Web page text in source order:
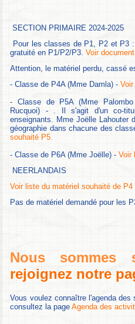
SECTION PRIMAIRE 2024-2025
Pour les classes de P1, P2 et P3
gratuité en P1/P2/P3.Voir document
Attention, le matériel perdu, cassé
- Classe de P4A (Mme Damla) -
- Classe de P5A (Mme
Rucquoi) - . Il s'agit d'un co-
enseignants. Mme Joëlle Lahouter
géographie dans chacune des
souhaité P5.
- Classe de P6A (Mme Joëlle) -Voir
NEERLANDAIS
Voir liste du matériel souhaité de P4
Pas de matériel demandé pour les
Nous sommes
rejoignez notre
Vous voulez connaître l'agenda
consultez la pageAgenda des